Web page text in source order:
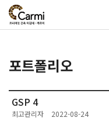
포트폴리오
GSP 4
최고관리자 2022-08-24